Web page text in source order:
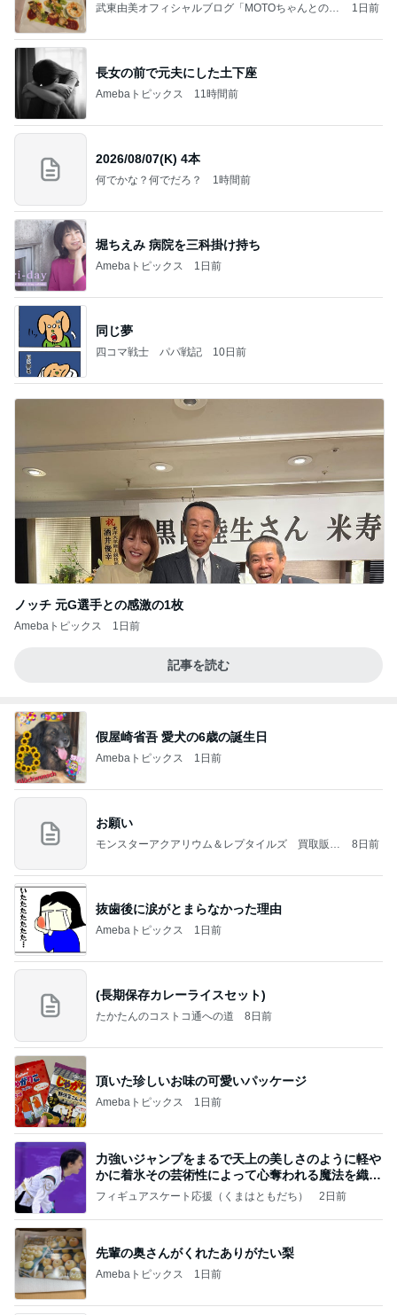
武東由美オフィシャルブログ「MOTOちゃんとのは
1日前
長女の前で元夫にした土下座
Amebaトピックス 11時間前
2026/08/07(K) 4本
何でかな？何でだろ？ 1時間前
堀ちえみ 病院を三科掛け持ち
Amebaトピックス 1日前
同じ夢
四コマ戦士 パパ戦記 10日前
ノッチ 元G選手との感激の1枚
Amebaトピックス 1日前
記事を読む
假屋崎省吾 愛犬の6歳の誕生日
Amebaトピックス 1日前
お願い
モンスターアクアリウム＆レプタイルズ 買取販売
8日前
抜歯後に涙がとまらなかった理由
Amebaトピックス 1日前
(長期保存カレーライスセット)
たかたんのコストコ通への道 8日前
頂いた珍しいお味の可愛いパッケージ
Amebaトピックス 1日前
力強いジャンプをまるで天上の美しさのように軽や
かに着氷その芸術性によって心奪われる魔法を織り
なす
フィギュアスケート応援（くまはともだち） 2日前
先輩の奥さんがくれたありがたい梨
Amebaトピックス 1日前